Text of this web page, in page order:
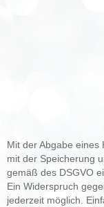
Mit der Abgabe eines
mit der Speicherung
gemäß des DSGVO
Ein Widerspruch
jederzeit möglich.